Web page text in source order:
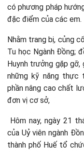
có phương pháp
đặc điểm của các em.
Nhằm trang bị, củng
Tu học Ngành Đồng;
Huynh trưởng gặp gỡ,
những kỹ năng thực
phần nâng cao chất
đơn vị cơ sở,
Hôm nay, ngày 21
của Uỷ viên ngành
thành phố Huế tổ